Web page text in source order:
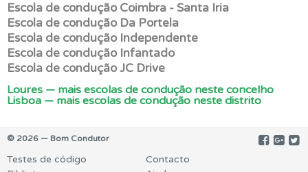
Escola de condução Coimbra - Santa Iria
Escola de condução Da Portela
Escola de condução Independente
Escola de condução Infantado
Escola de condução JC Drive
Loures — mais escolas de condução neste concelho
Lisboa — mais escolas de condução neste distrito
© 2026 — Bom Condutor
Testes de código
Contacto